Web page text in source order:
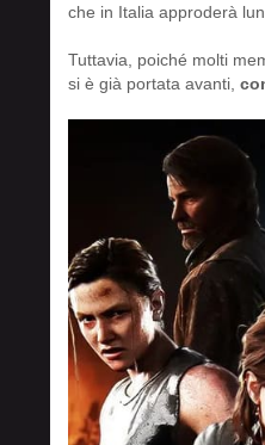
che in Italia approderà
Tuttavia, poiché molti
si è già portata avanti,